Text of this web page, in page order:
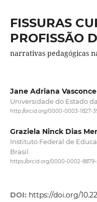
FISSURAS
PROFISSÃO
narrativas pedagógicas
Jane Adriana
Universidade do Estado
http://orcid.org/0000-0003-1827-
Graziela Ninck Dias
Instituto Federal de
Brasil.
https://orcid.org/0000-0002-8879-
DOI: https://doi.org/